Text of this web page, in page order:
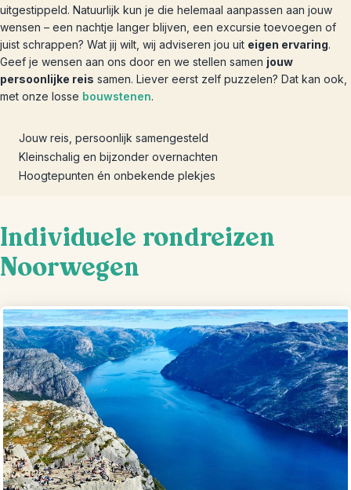
uitgestippeld. Natuurlijk kun je die helemaal aanpassen aan jouw
wensen – een nachtje langer blijven, een excursie toevoegen of
juist schrappen? Wat jij wilt, wij adviseren jou uit eigen ervaring.
Geef je wensen aan ons door en we stellen samen jouw
persoonlijke reis samen. Liever eerst zelf puzzelen? Dat kan ook,
met onze losse bouwstenen.
Jouw reis, persoonlijk samengesteld
Kleinschalig en bijzonder overnachten
Hoogtepunten én onbekende plekjes
Individuele rondreizen
Noorwegen